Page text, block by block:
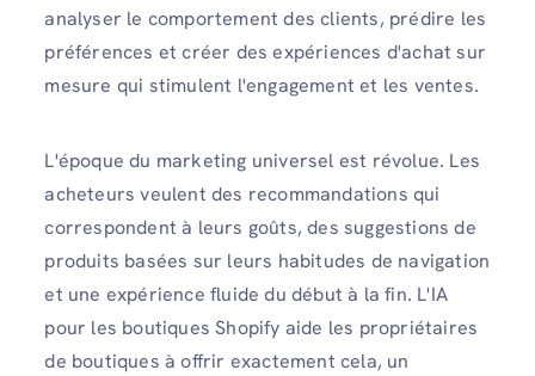
analyser le comportement des clients, prédire les
préférences et créer des expériences d'achat sur
mesure qui stimulent l'engagement et les ventes.
L'époque du marketing universel est révolue. Les
acheteurs veulent des recommandations qui
correspondent à leurs goûts, des suggestions de
produits basées sur leurs habitudes de navigation
et une expérience fluide du début à la fin. L'IA
pour les boutiques Shopify aide les propriétaires
de boutiques à offrir exactement cela, un